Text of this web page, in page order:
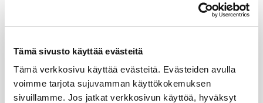
Tämä sivusto käyttää evästeitä
Tämä verkkosivu käyttää evästeitä. Evästeiden avulla
voimme tarjota sujuvamman käyttökokemuksen
sivuillamme. Jos jatkat verkkosivun käyttöä, hyväksyt
B48D, B36C
öljynsuodatinjalkatarkista
Varastossa,
toimitusaika 1-3pv